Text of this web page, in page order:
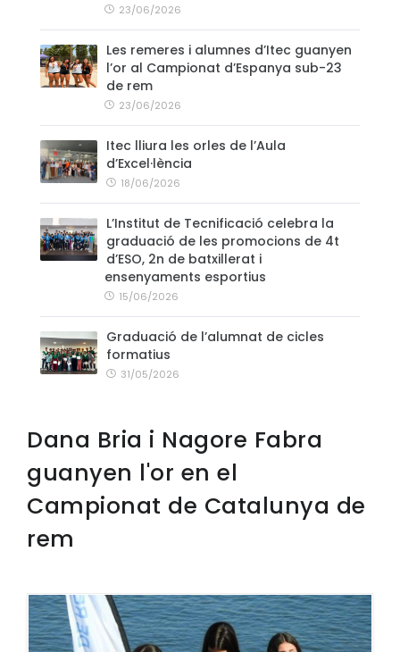
23/06/2026
Les remeres i alumnes d’Itec guanyen
l’or al Campionat d’Espanya sub-23
de rem
23/06/2026
Itec lliura les orles de l’Aula
d’Excel·lència
18/06/2026
L’Institut de Tecnificació celebra la
graduació de les promocions de 4t
d’ESO, 2n de batxillerat i
ensenyaments esportius
15/06/2026
Graduació de l’alumnat de cicles
formatius
31/05/2026
Dana Bria i Nagore Fabra
guanyen l'or en el
Campionat de Catalunya de
rem